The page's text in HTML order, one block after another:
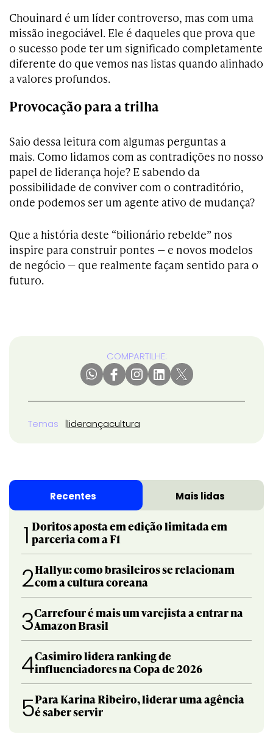
Chouinard é um líder controverso, mas com uma
missão inegociável. Ele é daqueles que prova que
o sucesso pode ter um significado completamente
diferente do que vemos nas listas quando alinhado
a valores profundos.
Provocação para a trilha
Saio dessa leitura com algumas perguntas a
mais. Como lidamos com as contradições no nosso
papel de liderança hoje? E sabendo da
possibilidade de conviver com o contraditório,
onde podemos ser um agente ativo de mudança?
Que a história deste “bilionário rebelde” nos
inspire para construir pontes — e novos modelos
de negócio — que realmente façam sentido para o
futuro.
COMPARTILHE:
Temas liderançacultura
Recentes Mais lidas
1 Doritos aposta em edição limitada em
parceria com a F1
2Hallyu: como brasileiros se relacionam
com a cultura coreana
3Carrefour é mais um varejista a entrar na
Amazon Brasil
4Casimiro lidera ranking de
influenciadores na Copa de 2026
5Para Karina Ribeiro, liderar uma agência
é saber servir